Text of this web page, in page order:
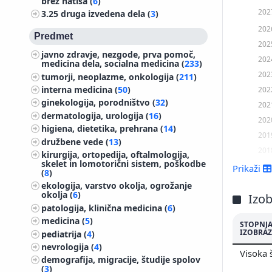
3.25druga izvedena dela (3)
Predmet
javno zdravje, nezgode, prva pomoč,
medicina dela, socialna medicina (233)
tumorji, neoplazme, onkologija (211)
interna medicina (50)
ginekologija, porodništvo (32)
dermatologija, urologija (16)
higiena, dietetika, prehrana (14)
družbene vede (13)
kirurgija, ortopedija, oftalmologija,
skelet in lomotorični sistem, poškodbe
(8)
ekologija, varstvo okolja, ogrožanje
okolja (6)
patologija, klinična medicina (6)
medicina (5)
pediatrija (4)
nevrologija (4)
demografija, migracije, študije spolov
(3)
2017
Prikaži
STOPNJA
Visoka